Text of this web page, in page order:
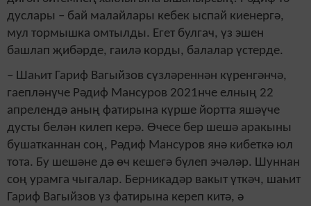
дуслары – бай малайлары кебек ыспай киенергә,
мул тормышка омтылды. Егет булгач, үз эшен
башлап җибәрде, гаилә корды, балалар үстерде.
– Шаһит Гариф Вагыйзов сүзләреннән күренгәнчә,
гаепләнүче Рәдиф Мансуров 2021нче елның 22
апрелендә аның фатирына күрше йортта яшәүче
дусты белән килеп керә. Өчесе бер шешә аракыны
бушатканнан соң, Рәдиф Мансуров янә кибеткә юл
тота. Бу шешәне дә өч кешегә бүлеп эчәләр. Шуннан
соң урамга чыгалар. Берникадәр вакыт үткәч, шаһит
Гариф Вагыйзов үз фатирына кереп китә, ә